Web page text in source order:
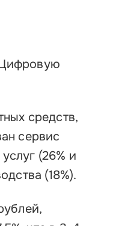
средств,
сервис
(26% и
(18%).